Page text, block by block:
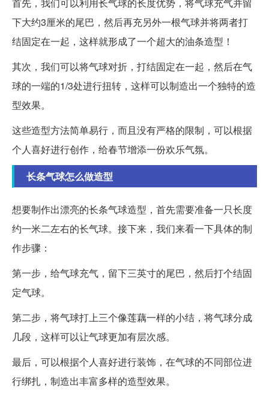
下大约3厘米的尾巴，然后再充另外一根气球并将两者打
结固定在一起，这样就形成了一个超大的油条造型！
其次，我们可以将气球对折，打结固定在一起，然后在气
球的一端的1/3处进行扭转，这样可以制造出一个独特的造
型效果。
这些造型方法简单易行，而且没有严格的限制，可以根据
个人喜好进行创作，给春节增添一份欢乐气氛。
长条气球怎么做造型
想要制作出漂亮的长条气球造型，首先需要准备一只长度
约一米二左右的长气球。接下来，我们来看一下具体的制
作步骤：
第一步，给气球充气，留下三英寸的尾巴，然后打个结固
定气球。
第二步，将气球打上三个像莲藕一样的小结，将气球分成
几段，这样可以让气球更加有层次感。
最后，可以根据个人喜好进行装饰，在气球的不同部位进
行绑扎，制造出丰富多样的造型效果。